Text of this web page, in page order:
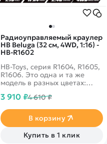
Радиоуправляемый краулер
HB Beluga (32 см, 4WD, 1:16) -
HB-R1602
HB-Toys, серия R1604, R1605,
R1606. Это одна и та же
модель в разных цветах:
зеленый (R1605) и
3 910 ₽4 610 ₽
В корзину
Купить в 1 клик